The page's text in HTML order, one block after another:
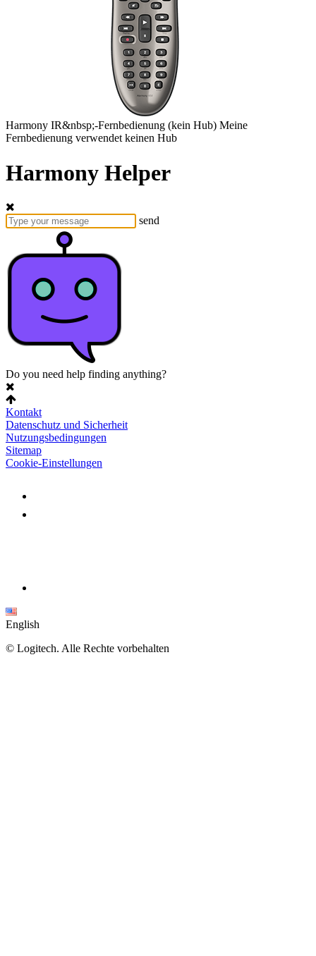
Harmony IR&nbsp;-Fernbedienung (kein Hub) Meine
Fernbedienung verwendet keinen Hub
Harmony Helper
send
Do you need help finding anything?
Kontakt
Datenschutz und Sicherheit
Nutzungsbedingungen
Sitemap
Cookie-Einstellungen
English
© Logitech. Alle Rechte vorbehalten